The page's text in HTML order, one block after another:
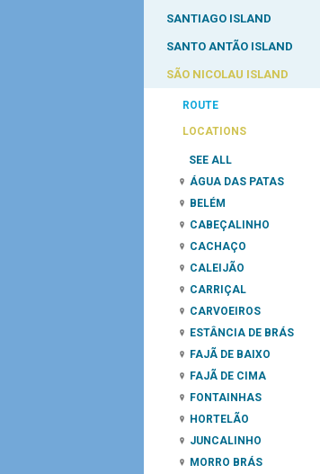
SANTIAGO ISLAND
SANTO ANTÃO ISLAND
SÃO NICOLAU ISLAND
ROUTE
LOCATIONS
SEE ALL
ÁGUA DAS PATAS
BELÉM
CABEÇALINHO
CACHAÇO
CALEIJÃO
CARRIÇAL
CARVOEIROS
ESTÂNCIA DE BRÁS
FAJÃ DE BAIXO
FAJÃ DE CIMA
FONTAINHAS
HORTELÃO
JUNCALINHO
MORRO BRÁS